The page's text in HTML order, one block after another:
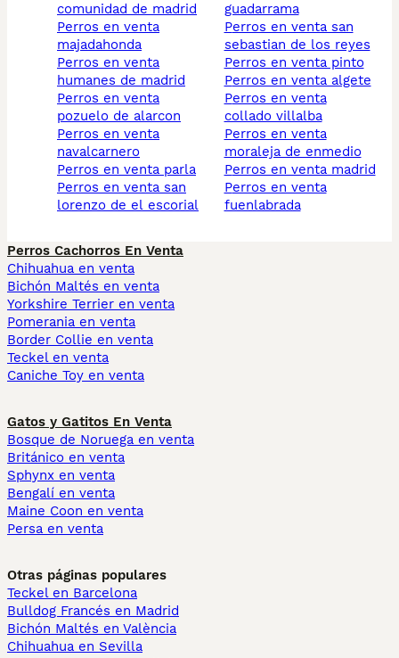
comunidad de madrid
perros en venta
majadahonda
perros en venta
humanes de madrid
perros en venta
pozuelo de alarcon
perros en venta
navalcarnero
perros en venta parla
perros en venta san
lorenzo de el escorial
guadarrama
perros en venta san
sebastian de los reyes
perros en venta pinto
perros en venta algete
perros en venta
collado villalba
perros en venta
moraleja de enmedio
perros en venta madrid
perros en venta
fuenlabrada
Perros Cachorros En Venta
Chihuahua en venta
Bichón Maltés en venta
Yorkshire Terrier en venta
Pomerania en venta
Border Collie en venta
Teckel en venta
Caniche Toy en venta
Gatos y Gatitos En Venta
Bosque de Noruega en venta
Británico en venta
Sphynx en venta
Bengalí en venta
Maine Coon en venta
Persa en venta
Otras páginas populares
Teckel en Barcelona
Bulldog Francés en Madrid
Bichón Maltés en València
Chihuahua en Sevilla